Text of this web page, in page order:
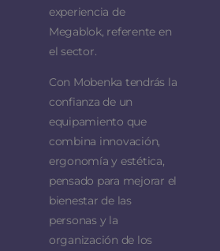
experiencia de
Megablok, referente en
el sector.
Con Mobenka tendrás la
confianza de un
equipamiento que
combina innovación,
ergonomía y estética,
pensado para mejorar el
bienestar de las
personas y la
organización de los